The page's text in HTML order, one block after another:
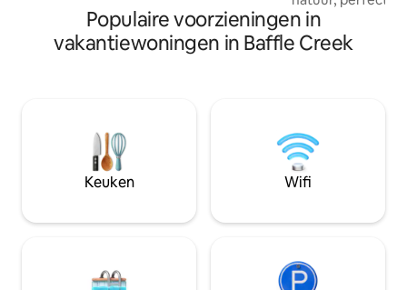
ingerichte keuken, smart-tv, airco met
omgekeerde cyclus. Privéterras,
gasbarbecue en vuurplaats.
toeslag van $ 50). Houd huisdieren
aangelijnd – de accommodatie is niet
omheind en heeft een dam aan de
achterzijde. Borenwater uit de kraan –
detox en
met het leven. Op 15 minuten rijden van
het iconische
hebben. Maak verbinding met de natuur,
lokale vogels en
de sterrenhemel
en bouw het
Populaire voorzieningen in
vakantiewoningen in Baffle Creek
Keuken Wifi